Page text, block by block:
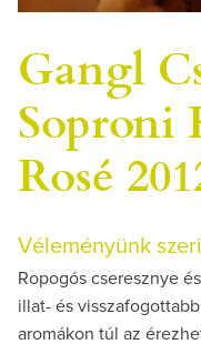
Gangl
Soproni
Rosé
Véleményünk
Ropogós cseresznye
illat- és
aromákon túl az